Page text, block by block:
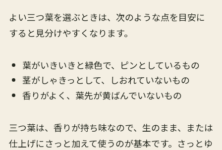
よい三つ葉を選ぶときは、次のような点を目安に
すると見分けやすくなります。
葉がいきいきと緑色で、ピンとしているもの
茎がしゃきっとして、しおれていないもの
香りがよく、葉先が黄ばんでいないもの
三つ葉は、香りが持ち味なので、生のまま、または
仕上げにさっと加えて使うのが基本です。さっとゆ